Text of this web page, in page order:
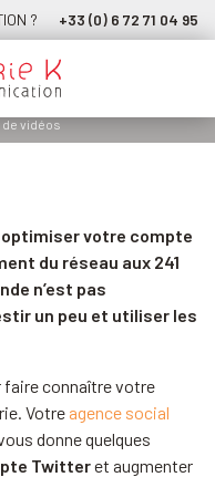
? +33 (0) 6 72 71 04 95
vidéos
votre compte
du réseau aux 241
n’est pas
un peu et utiliser les
connaître votre
Votre agence social
donne quelques
Twitteret augmenter